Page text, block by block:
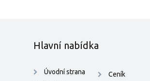
Hlavní nabídka
Úvodní strana
Ceník